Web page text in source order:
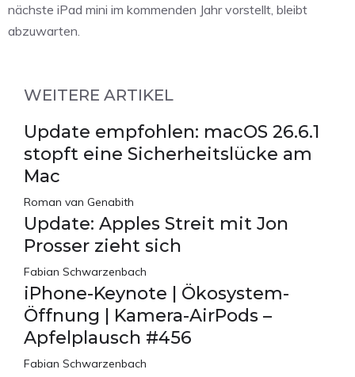
nächste iPad mini im kommenden Jahr vorstellt, bleibt
abzuwarten.
WEITERE ARTIKEL
Update empfohlen: macOS 26.6.1
stopft eine Sicherheitslücke am
Mac
Roman van Genabith
Update: Apples Streit mit Jon
Prosser zieht sich
Fabian Schwarzenbach
iPhone-Keynote | Ökosystem-
Öffnung | Kamera-AirPods –
Apfelplausch #456
Fabian Schwarzenbach